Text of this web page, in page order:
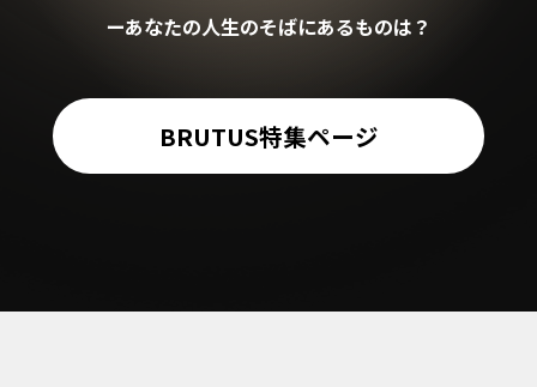
ーあなたの人生のそばにあるものは？
BRUTUS特集ページ